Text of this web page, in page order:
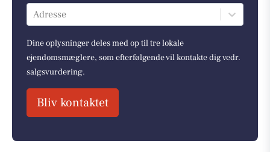
Adresse
Dine oplysninger deles med op til tre lokale
ejendomsmæglere, som efterfølgende vil kontakte dig vedr.
salgsvurdering.
Bliv kontaktet